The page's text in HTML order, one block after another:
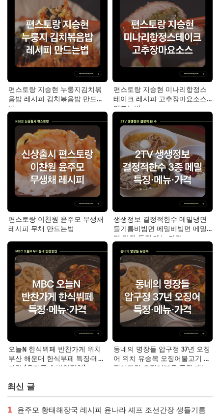
편스토랑 지승현 누룽지김치볶
음밥 레시피 김치볶음밥 만드는
법
편스토랑 지승현 미나리항정스
테이크 레시피 고추장마요소스
만드는법
편스토랑 이찬원 윤주모 무생채
레시피 무채 만드는법
생생정보 결정적한수 메밀냉면
들기름비빔면 메밀비빔면 메밀
면 맛집 특징·메뉴·가격
오늘N 한식뷔페 반찬가게 위치
부산 해운대 한식부페 특징·메뉴·
가격 (우리동네 반찬장인)
동네의 명장들 압구정 37년 오징
어 위치 유승목 오징어불고기 오
징어튀김 오징어볶음 특징·메뉴·
최신 글
1
윤주모 황태해장국 레시피 윤나라 셰프 조선간장 생들기름